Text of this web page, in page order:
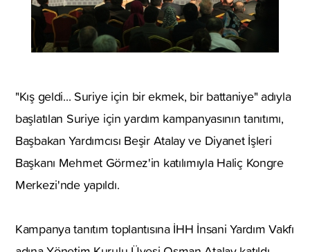
"Kış geldi... Suriye için bir ekmek, bir battaniye" adıyla
başlatılan Suriye için yardım kampanyasının tanıtımı,
Başbakan Yardımcısı Beşir Atalay ve Diyanet İşleri
Başkanı Mehmet Görmez'in katılımıyla Haliç Kongre
Merkezi'nde yapıldı.
Kampanya tanıtım toplantısına İHH İnsani Yardım Vakfı